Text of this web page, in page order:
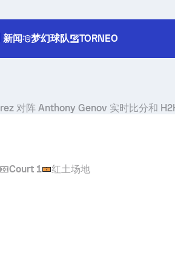
新闻 梦幻球队 TORNEO
对阵Anthony Genov 实时比分和
Court 1
红土场地